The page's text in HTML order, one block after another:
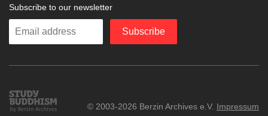
Subscribe to our newsletter
Enter
Subscribe
Study
Buddhism
© 2003-2026 Berzin Archives e.V. Impressum